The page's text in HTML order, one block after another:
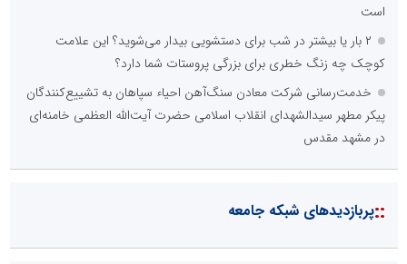
است
۲ بار یا بیشتر در شب برای دستشویی بیدار می‌شوید؟ این علامت
کوچک چه زنگ خطری برای بزرگی پروستات شما دارد؟
خدمت‌رسانی شرکت معادن سنگ‌آهن احیاء سپاهان به تشییع‌کنندگان
پیکر مطهر سیدالشهدای انقلاب اسلامی حضرت آیت‌الله العظمی خامنه‌ای
در مشهد مقدس
::پربازدیدهای شبکه جامعه